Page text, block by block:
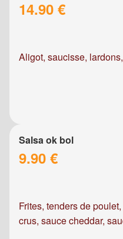
14.90 €
Aligot, saucisse,
Salsa ok bol
9.90 €
Frites, tenders de
crus, sauce cheddar,